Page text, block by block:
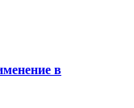
в